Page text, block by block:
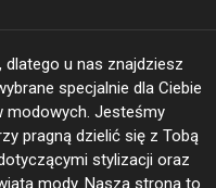
u nas znajdziesz
specjalnie dla Ciebie
modowych. Jesteśmy
pragną dzielić się z Tobą
stylizacji oraz
mody. Nasza strona to